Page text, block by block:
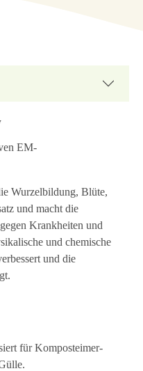
EM-
Wurzelbildung, Blüte,
und macht die
Krankheiten und
und chemische
und die
für Komposteimer-